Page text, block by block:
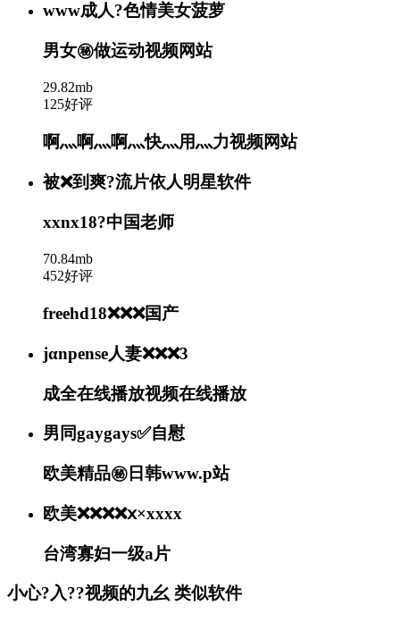
www成人?色情美女菠萝
男女㊙️做运动视频网站
29.82mb
125好评
啊灬啊灬啊灬快灬用灬力视频网站
被❌到爽?流片依人明星软件
xxnx18?中国老师
70.84mb
452好评
freehd18❌❌❌国产
jαnpense人妻❌❌❌3
成全在线播放视频在线播放
男同gaygays✅自慰
欧美精品㊙️日韩www.p站
欧美❌❌❌❌ⅹ×xxxx
台湾寡妇一级a片
小心?入??视频的九幺 类似软件